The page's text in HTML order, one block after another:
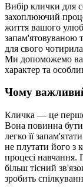
Вибір клички для
захоплюючий
життя вашого
запам'ятовуваною
для свого
Ми допоможемо вам
характер та
Чому
Кличка — це перше
Вона повинна
легко її
не плутати його з
процесі
більш тісний
зробить